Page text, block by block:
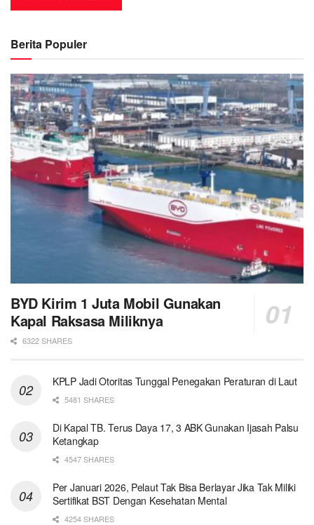
Berita Populer
BYD Kirim 1 Juta Mobil Gunakan
Kapal Raksasa Miliknya
6322 SHARES
KPLP Jadi Otoritas Tunggal Penegakan Peraturan di Laut
5481 SHARES
Di Kapal TB. Terus Daya 17, 3 ABK Gunakan Ijasah Palsu
Ketangkap
4547 SHARES
Per Januari 2026, Pelaut Tak Bisa Berlayar Jika Tak Miliki
Sertifikat BST Dengan Kesehatan Mental
4254 SHARES